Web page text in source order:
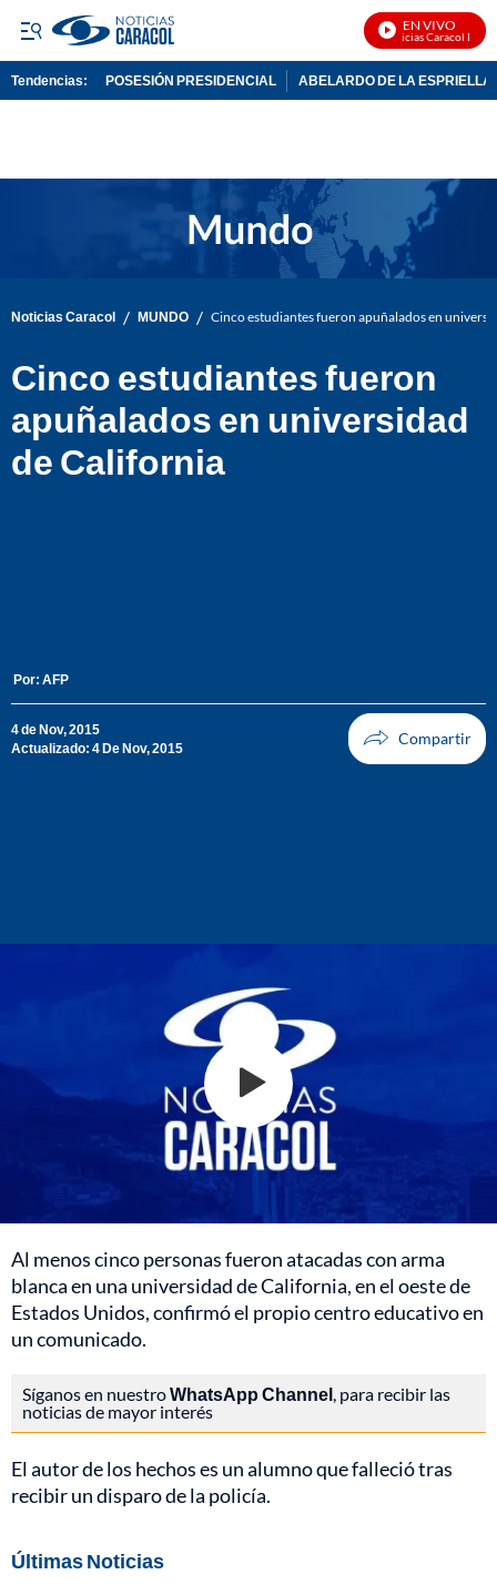
EN VIVO
Noticias Caracol En
Tendencias: POSESIÓN PRESIDENCIAL ABELARDO DE LA ESPRIELLA
Noticias Caracol / MUNDO / Cinco estudiantes fueron apuñalados en
Cinco estudiantes fueron
apuñalados en universidad
de California
Por: AFP
4 de Nov, 2015
Actualizado: 4 De Nov, 2015
Al menos cinco personas fueron atacadas con arma
blanca en una universidad de California, en el oeste de
Estados Unidos, confirmó el propio centro educativo en
un comunicado.
Síganos en nuestroWhatsApp Channel , para recibir las
noticias de mayor interés
El autor de los hechos es un alumno que falleció tras
recibir un disparo de la policía.
Últimas Noticias